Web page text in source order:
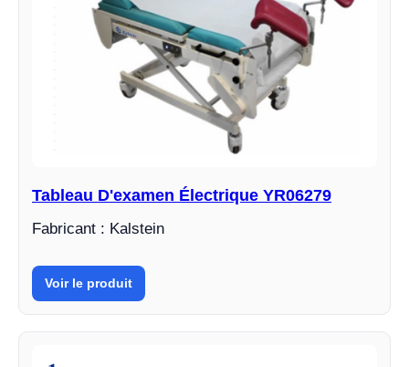
Tableau D'examen Électrique YR06279
Fabricant : Kalstein
Voir le produit